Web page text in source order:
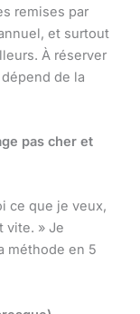
remises par
et surtout
À réserver
de la
pas cher et
ce que je veux,
vite. » Je
méthode en 5